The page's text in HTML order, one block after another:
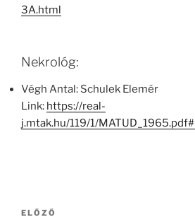
3A.html
Nekrológ:
Végh Antal: Schulek Elemér
Link: https://real-
j.mtak.hu/119/1/
Bejegyzés
Korábbi
ELŐZŐ